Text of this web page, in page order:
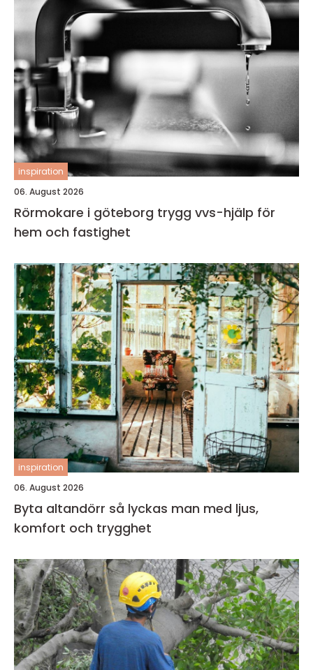
inspiration
06. August 2026
Rörmokare i göteborg trygg vvs-hjälp för
hem och fastighet
inspiration
06. August 2026
Byta altandörr så lyckas man med ljus,
komfort och trygghet